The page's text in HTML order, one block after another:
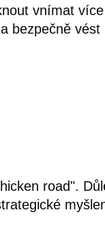
vnímat více
bezpečně vést
road".